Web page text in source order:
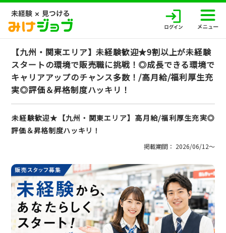
【九州・関東エリア】未経験歓迎★9割以上が未経験
スタートの環境で販売職に挑戦！◎成長できる環境で
キャリアアップのチャンス多数！/高月給/福利厚生充
実◎評価＆昇格制度ハッキリ！
未経験歓迎★【九州・関東エリア】高月給/福利厚生充実◎
評価＆昇格制度ハッキリ！
掲載期間： 2026/06/12〜